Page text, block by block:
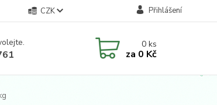
CZK Přihlášení
0ks
za 0 Kč